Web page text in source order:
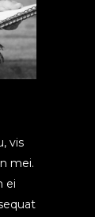
vis
mei.
ei